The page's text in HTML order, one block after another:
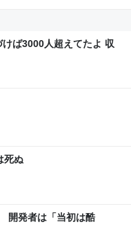
ば3000人超えてたよ 収
死ぬ
開発者は「当初は酷